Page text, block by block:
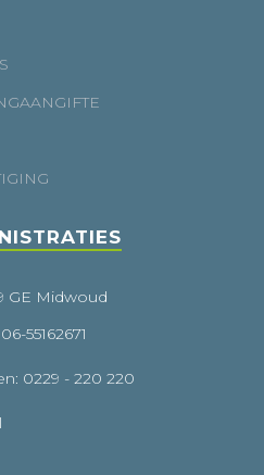
GE Midwoud
55162671
0229 - 220 220